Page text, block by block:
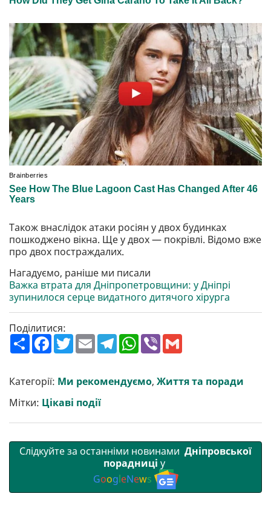
Також внаслідок атаки росіян у двох будинках
пошкоджено вікна. Ще у двох — покрівлі. Відомо вже
про двох постраждалих.
Нагадуємо, раніше ми писали
Важка втрата для Дніпропетровщини: у Дніпрі
зупинилося серце видатного дитячого хірурга
Поділитися:
П
о
р
и
т
и
F
a
b
o
o
k
T
w
e
r
E
m
l
T
e
g
r
W
h
s
A
V
r l
Категорії: Ми рекомендуємо, Життя та поради
Мітки: Цікаві події
Слідкуйте за останніми новинами Дніпровської
порадниці у
GoogleNews